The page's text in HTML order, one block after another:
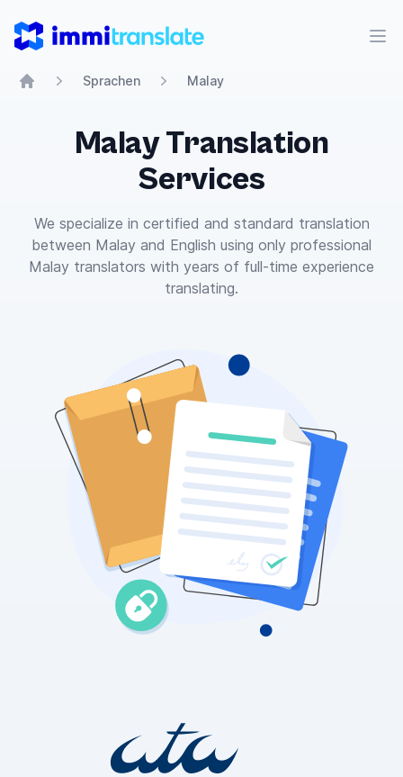
ImmiTranslate
Sprachen Malay
Malay Translation
Services
We specialize in certified and standard translation
between Malay and English using only professional
Malay translators with years of full-time experience
translating.